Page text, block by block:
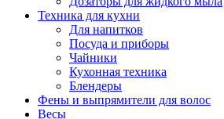
Техника для кухни
Для напитков
Посуда и приборы
Чайники
Кухонная техника
Блендеры
Фены и выпрямители для волос
Весы